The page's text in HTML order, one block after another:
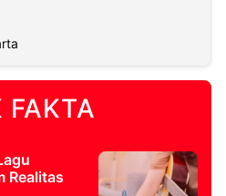
FAKTA
Realitas